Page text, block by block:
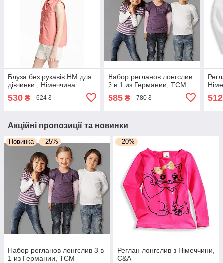
Блуза без рукавів НМ для
дівчинки , Німеччина
530 ₴ 624 ₴
Набор регланов лонгслив
3 в 1 из Германии, ТСМ
585₴ 780 ₴ 512
Акційні пропозиції та новинки
Новинка –25%
Набор регланов лонгслив 3 в
1 из Германии, ТСМ
–20%
Реглан лонгслив з Німеччини,
C&A